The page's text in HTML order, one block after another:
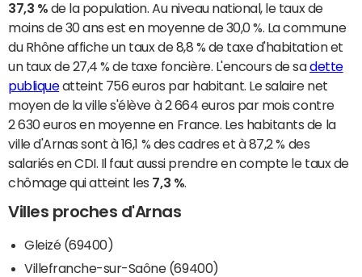
37,3 % de la population. Au niveau national, le taux de
moins de 30 ans est en moyenne de 30,0 %. La commune
du Rhône affiche un taux de 8,8 % de taxe d'habitation et
un taux de 27,4 % de taxe foncière. L'encours de sadette
publiqueatteint 756 euros par habitant. Le salaire net
moyen de la ville s'élève à 2 664 euros par mois contre
2 630 euros en moyenne en France. Les habitants de la
ville d'Arnas sont à 16,1 % des cadres et à 87,2 % des
salariés en CDI. Il faut aussi prendre en compte le taux de
chômage qui atteint les 7,3 %
Villes proches d'Arnas
Gleizé (69400)
Villefranche-sur-Saône (69400)